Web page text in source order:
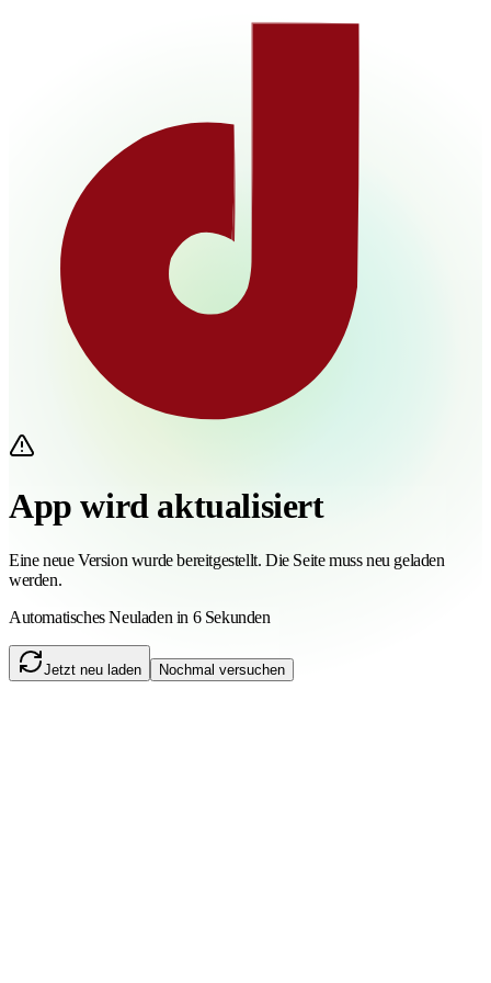
App wird aktualisiert
Eine neue Version wurde bereitgestellt. Die Seite muss neu geladen
werden.
Automatisches Neuladen in 6 Sekunden
Jetzt neu laden Nochmal versuchen